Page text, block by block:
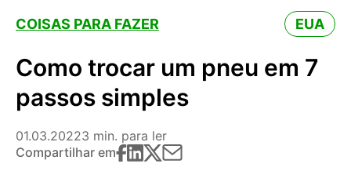
COISAS PARA FAZER EUA
Como trocar um pneu em 7
passos simples
01.03.20223 min. para ler
Compartilhar em